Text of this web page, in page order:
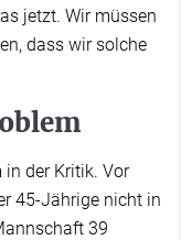
jetzt. Wir müssen
dass wir solche
der Kritik. Vor
45-Jährige nicht in
39